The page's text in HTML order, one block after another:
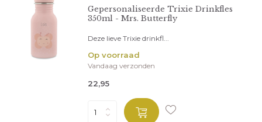
Gepersonaliseerde Trixie Drinkfles
350ml - Mrs. Butterfly
Deze lieve Trixie drinkfl...
Op voorraad
Vandaag verzonden
22,95